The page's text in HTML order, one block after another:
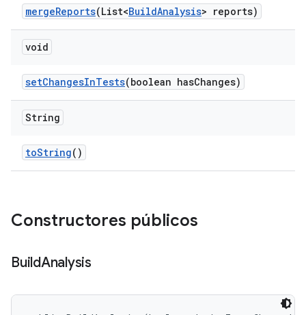
mergeReports(List<BuildAnalysis> reports)
void
setChangesInTests(boolean hasChanges)
String
toString()
Constructores públicos
BuildAnalysis